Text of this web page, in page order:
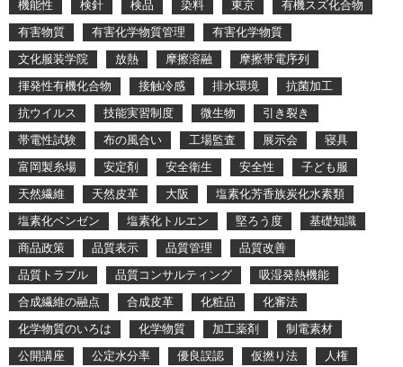
機能性
検針 検品 染料 東京
有機スズ化合物
有害物質
有害化学物質管理
有害化学物質
文化服装学院
放熱 摩擦溶融
摩擦帯電序列
揮発性有機化合物
接触冷感 排水環境
抗菌加工
抗ウイルス
技能実習制度 微生物
引き裂き
帯電性試験
布の風合い 工場監査 展示会
寝具
富岡製糸場
安定剤 安全衛生 安全性
子ども服
天然繊維
天然皮革 大阪
塩素化芳香族炭化水素類
塩素化ベンゼン
塩素化トルエン 堅ろう度
基礎知識
商品政策
品質表示 品質管理
品質改善
品質トラブル
品質コンサルティング
吸湿発熱機能
合成繊維の融点
合成皮革 化粧品
化審法
化学物質のいろは
化学物質 加工薬剤
制電素材
公開講座
公定水分率 優良誤認 仮撚り法
人権